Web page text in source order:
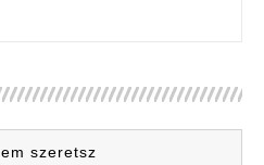
szeretsz